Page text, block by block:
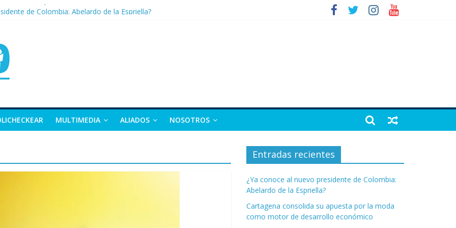
la tierra que vuelve a dar vida
exvicepresidente y figura clave de la política colombiana
y Nariño deja 21 muertos y más de 50 heridos
MULTIMEDIA ALIADOS NOSOTROS
Entradas recientes
¿Ya conoce al nuevo presidente de Colombia:
Abelardo de la Espriella?
Cartagena consolida su apuesta por la moda
como motor de desarrollo económico